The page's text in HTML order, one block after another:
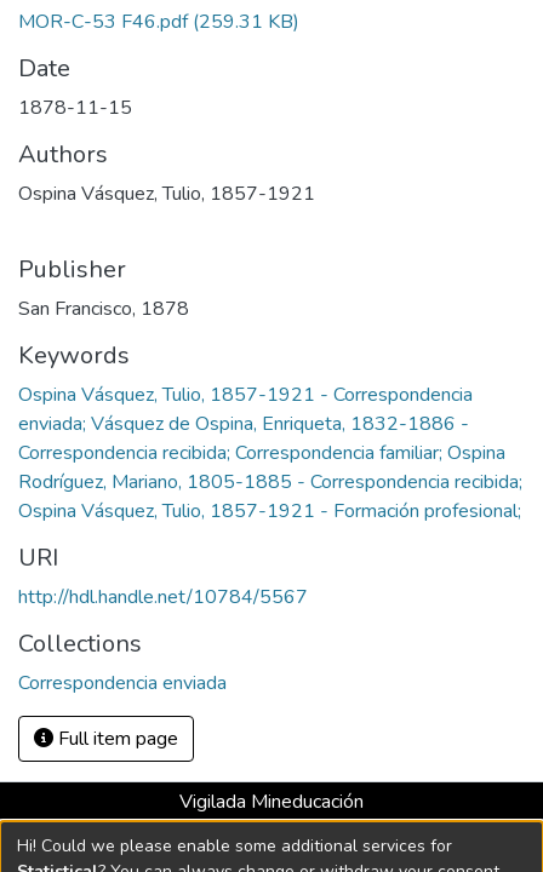
MOR-C-53 F46.pdf(259.31 KB)
Date
1878-11-15
Authors
Ospina Vásquez, Tulio, 1857-1921
Publisher
San Francisco, 1878
Keywords
Ospina Vásquez, Tulio, 1857-1921 - Correspondencia
enviada; Vásquez de Ospina, Enriqueta, 1832-1886 -
Correspondencia recibida; Correspondencia familiar; Ospina
Rodríguez, Mariano, 1805-1885 - Correspondencia recibida;
Ospina Vásquez, Tulio, 1857-1921 - Formación profesional;
URI
http://hdl.handle.net/10784/5567
Collections
Correspondencia enviada
Full item page
Vigilada Mineducación
Universidad con Acreditación Institucional hasta 2026 -
Resolución MEN 2158 de 2018
Hi! Could we please enable some additional services for